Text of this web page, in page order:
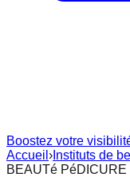
Boostez votre
Accueil › Instituts de
BEAUTé